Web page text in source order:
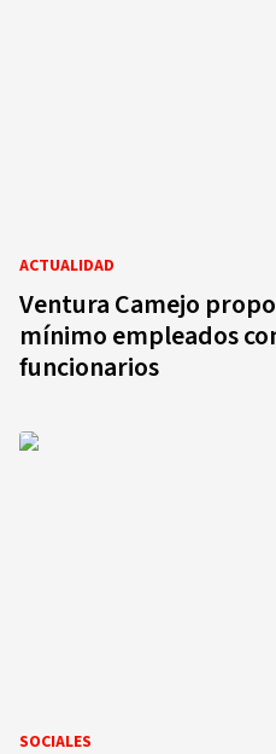
ACTUALIDAD
Ventura Camejo
mínimo empleados con
funcionarios
SOCIALES